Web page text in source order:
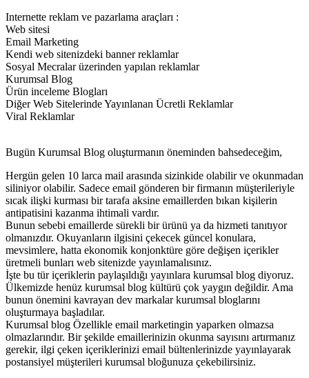
Internette reklam ve pazarlama araçları :
Web sitesi
Email Marketing
Kendi web sitenizdeki banner reklamlar
Sosyal Mecralar üzerinden yapılan reklamlar
Kurumsal Blog
Ürün inceleme Blogları
Diğer Web Sitelerinde Yayınlanan Ücretli Reklamlar
Viral Reklamlar
Bugün Kurumsal Blog oluşturmanın öneminden bahsedeceğim,
Hergün gelen 10 larca mail arasında sizinkide olabilir ve okunmadan
siliniyor olabilir. Sadece email gönderen bir firmanın müşterileriyle
sıcak ilişki kurması bir tarafa aksine emaillerden bıkan kişilerin
antipatisini kazanma ihtimali vardır.
Bunun sebebi emaillerde sürekli bir ürünü ya da hizmeti tanıtıyor
olmanızdır. Okuyanların ilgisini çekecek güncel konulara,
mevsimlere, hatta ekonomik konjonktüre göre değişen içerikler
üretmeli bunları web sitenizde yayınlamalısınız.
İşte bu tür içeriklerin paylaşıldığı yayınlara kurumsal blog diyoruz.
Ülkemizde henüz kurumsal blog kültürü çok yaygın değildir. Ama
bunun önemini kavrayan dev markalar kurumsal bloglarını
oluşturmaya başladılar.
Kurumsal blog Özellikle email marketingin yaparken olmazsa
olmazlarındır. Bir şekilde emaillerinizin okunma sayısını artırmanız
gerekir, ilgi çeken içeriklerinizi email bültenlerinizde yayınlayarak
postansiyel müşterileri kurumsal bloğunuza çekebilirsiniz.